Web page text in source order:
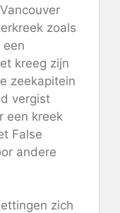
zoals
een
kreeg zijn
zeekapitein
vergist
een kreek
False
andere
zich